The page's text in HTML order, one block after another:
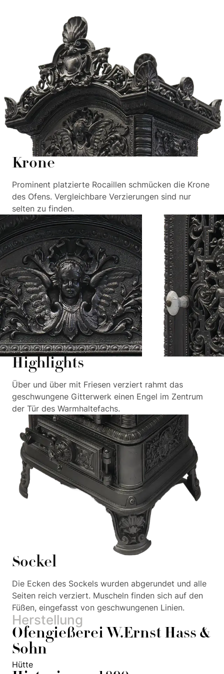
Krone
Prominent platzierte Rocaillen schmücken die Krone
des Ofens. Vergleichbare Verzierungen sind nur
selten zu finden.
Highlights
Über und über mit Friesen verziert rahmt das
geschwungene Gitterwerk einen Engel im Zentrum
der Tür des Warmhaltefachs.
Sockel
Die Ecken des Sockels wurden abgerundet und alle
Seiten reich verziert. Muscheln finden sich auf den
Füßen, eingefasst von geschwungenen Linien.
Herstellung
Ofengießerei W.Ernst Hass &
Sohn
Hütte